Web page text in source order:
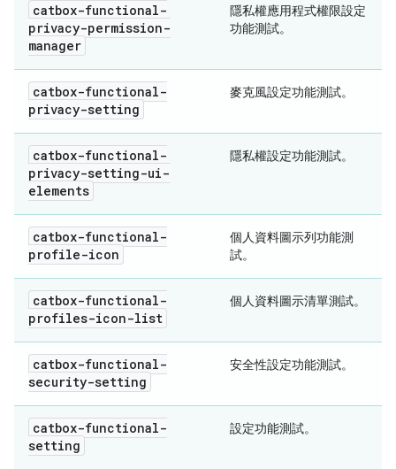
catbox-functional-
privacy-permission-
manager
隱私權應用程式權限設定
功能測試。
catbox-functional-
privacy-setting
麥克風設定功能測試。
catbox-functional-
privacy-setting-ui-
elements
隱私權設定功能測試。
catbox-functional-
profile-icon
個人資料圖示列功能測
試。
catbox-functional-
profiles-icon-list
個人資料圖示清單測試。
catbox-functional-
security-setting
安全性設定功能測試。
catbox-functional-
setting
設定功能測試。